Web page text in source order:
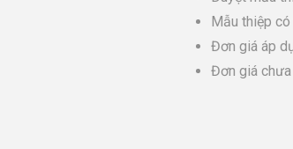
Mẫu thiệp
Đơn giá áp
Đơn giá chưa